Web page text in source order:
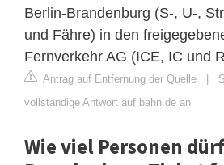
Berlin-Brandenburg (S-, U-,
und Fähre) in den
Fernverkehr AG (ICE, IC und
Antrag auf Entfernung der Quelle |
vollständige Antwort auf bahn.de an
Wie viel Personen